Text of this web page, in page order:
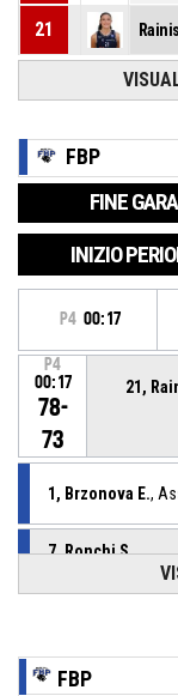
21
FBP
FINE GARA
INIZIO
P4 00:17
P4
00:17
78-
73
21,
1, Brzonova E.,
7, Ronchi S.,
realizzato
76-70
FBP